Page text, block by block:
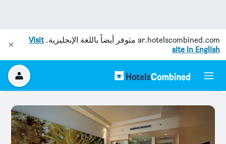
ar.hotelscombined.com متوفر أيضاً باللغة الإنجليزية.Visit
site in English